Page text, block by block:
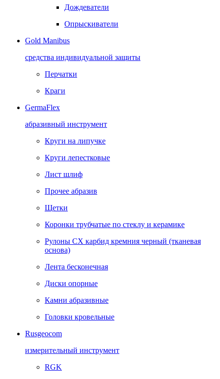
Дождеватели
Опрыскиватели
Gold Manibus
средства индивидуальной защиты
Перчатки
Краги
GermaFlex
абразивный инструмент
Круги на липучке
Круги лепестковые
Лист шлиф
Прочее абразив
Щетки
Коронки трубчатые по стеклу и керамике
Рулоны CX карбид кремния черный (тканевая
основа)
Лента бесконечная
Диски опорные
Камни абразивные
Головки кровельные
Rusgeocom
измерительный инструмент
RGK